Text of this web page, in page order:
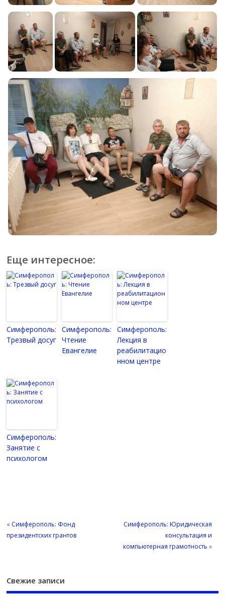
Еще интересное:
Симферополь:
Трезвый досуг
Симферополь:
Чтение
Евангелие
Симферополь:
Лекция в
реабилитацио
нном центре
Симферополь:
Занятие с
психологом
« Симферополь: Фонд
президентских грантов
Симферополь: Юридическая
консультация и
компьютерная грамотность »
Свежие записи